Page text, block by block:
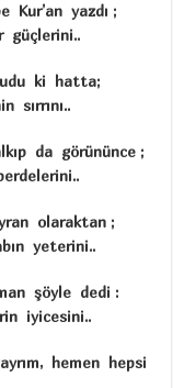
yazdı ;
güçlerini..
ki hatta;
sırrını..
da görününce ;
olaraktan ;
yeterini..
şöyle dedi :
iyicesini..
hemen hepsi